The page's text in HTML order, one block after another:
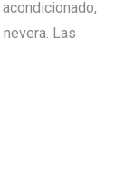
Las